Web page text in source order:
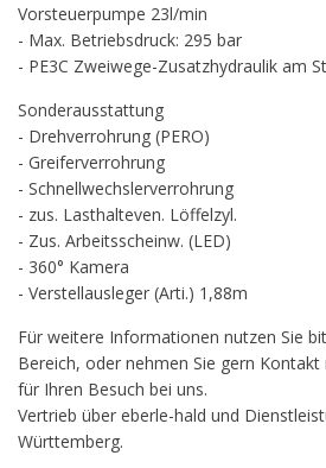
Vorsteuerpumpe 23l/min
- Max. Betriebsdruck: 295 bar
- PE3C Zweiwege-Zusatzhydraulik am
Sonderausstattung
- Drehverrohrung (PERO)
- Greiferverrohrung
- Schnellwechslerverrohrung
- zus. Lasthalteven. Löffelzyl.
- Zus. Arbeitsscheinw. (LED)
- 360° Kamera
- Verstellausleger (Arti.) 1,88m
Für weitere Informationen nutzen Sie
Bereich, oder nehmen Sie gern
für Ihren Besuch bei uns.
Vertrieb über eberle-hald und
Württemberg.